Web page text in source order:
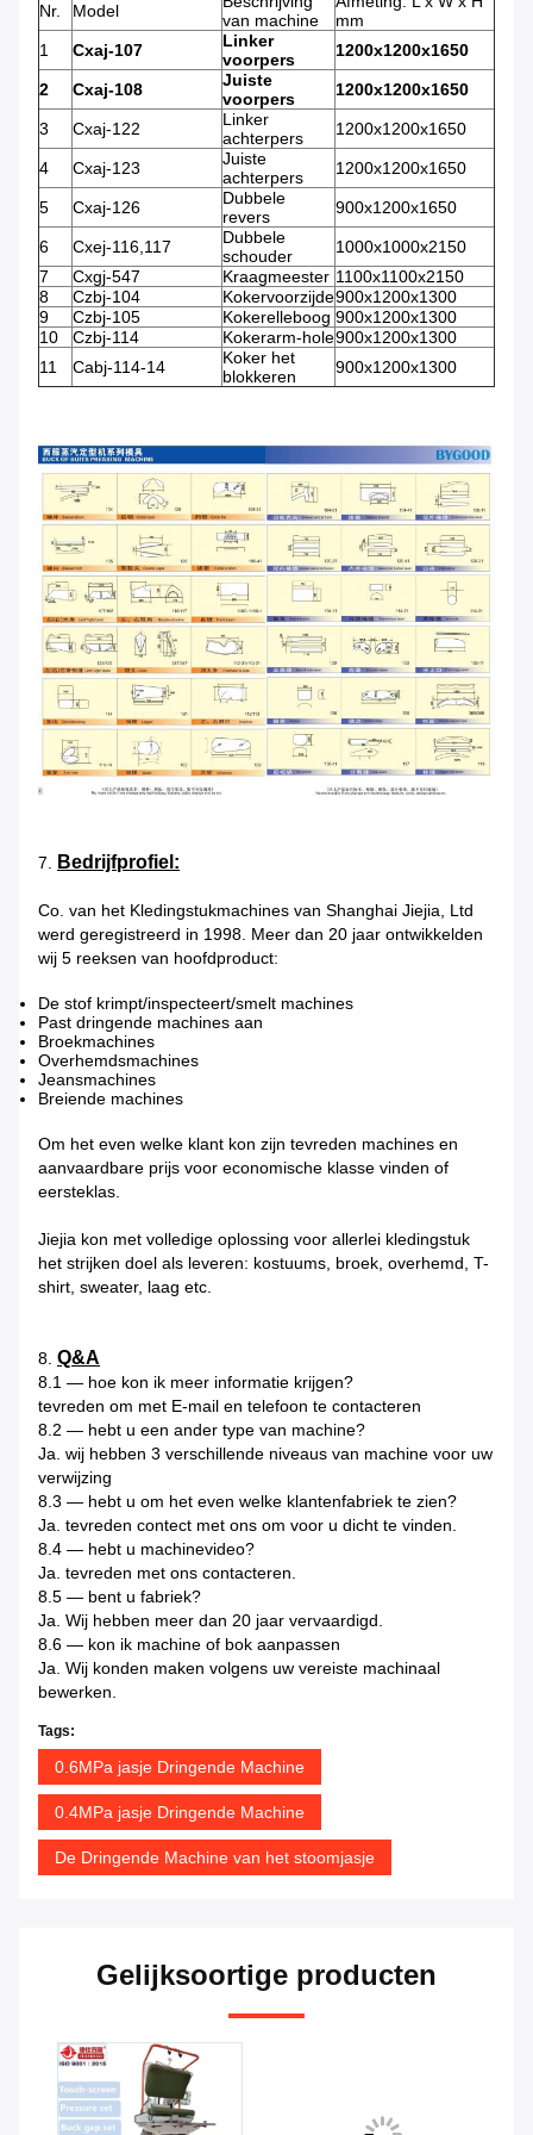
Nr. Model
van machine
mm
1
Cxaj-107
Linker
voorpers
1200x1200x1650
2 Cxaj-108
Juiste
voorpers
1200x1200x1650
3 Cxaj-122
Linker
achterpers
1200x1200x1650
4 Cxaj-123
Juiste
achterpers
1200x1200x1650
5 Cxaj-126
Dubbele
revers
900x1200x1650
6 Cxej-116,117
Dubbele
schouder
1000x1000x2150
7
Cxgj-547 Kraagmeester 1100x1100x2150
8
Czbj-104 Kokervoorzijde900x1200x1300
9
Czbj-105 Kokerelleboog 900x1200x1300
10
Czbj-114 Kokerarm-hole900x1200x1300
11
Cabj-114-14
Koker het
blokkeren
900x1200x1300
7. Bedrijfprofiel:
Co. van het Kledingstukmachines van Shanghai Jiejia, Ltd
werd geregistreerd in 1998. Meer dan 20 jaar ontwikkelden
wij 5 reeksen van hoofdproduct:
De stof krimpt/inspecteert/smelt machines
Past dringende machines aan
Broekmachines
Overhemdsmachines
Jeansmachines
Breiende machines
Om het even welke klant kon zijn tevreden machines en
aanvaardbare prijs voor economische klasse vinden of
eersteklas.
Jiejia kon met volledige oplossing voor allerlei kledingstuk
het strijken doel als leveren: kostuums, broek, overhemd, T-
shirt, sweater, laag etc.
8. Q&A
8.1 — hoe kon ik meer informatie krijgen?
tevreden om met E-mail en telefoon te contacteren
8.2 — hebt u een ander type van machine?
Ja. wij hebben 3 verschillende niveaus van machine voor uw
verwijzing
8.3 — hebt u om het even welke klantenfabriek te zien?
Ja. tevreden contect met ons om voor u dicht te vinden.
8.4 — hebt u machinevideo?
Ja. tevreden met ons contacteren.
8.5 — bent u fabriek?
Ja. Wij hebben meer dan 20 jaar vervaardigd.
8.6 — kon ik machine of bok aanpassen
Ja. Wij konden maken volgens uw vereiste machinaal
bewerken.
Tags:
0.6MPa jasje Dringende Machine
0.4MPa jasje Dringende Machine
De Dringende Machine van het stoomjasje
Gelijksoortige producten